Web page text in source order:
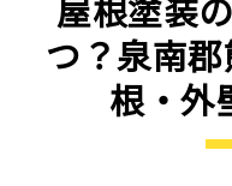
屋根塗装
つ？泉南
根・外